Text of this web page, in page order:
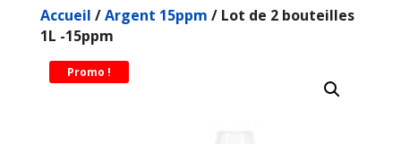
Accueil /Argent 15ppm / Lot de 2 bouteilles
1L -15ppm
Promo !